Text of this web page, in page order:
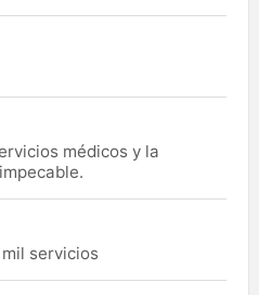
médicos y la
servicios